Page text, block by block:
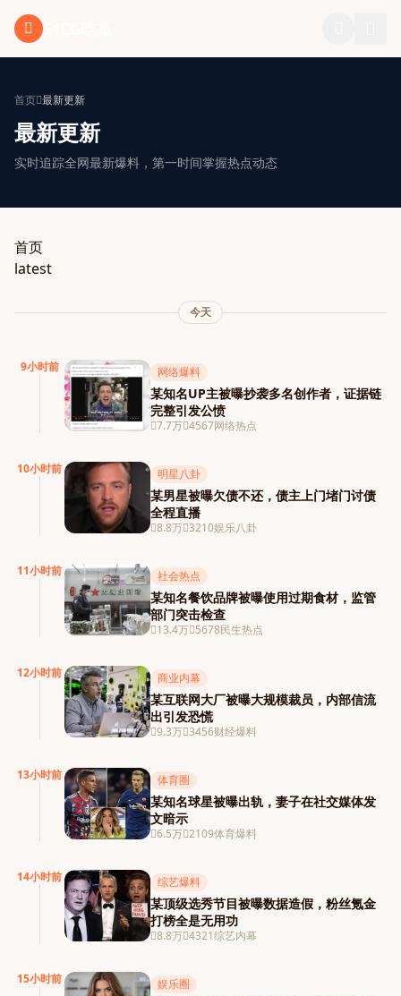
跳过导航
首页 最新更新
最新更新
实时追踪全网最新爆料，第一时间掌握热点动态
首页
latest
今天
9小时前 网络爆料
某知名UP主被曝抄袭多名创作者，证据链
完整引发公愤
7.7万 4567网络热点
10小时前 明星八卦
某男星被曝欠债不还，债主上门堵门讨债
全程直播
8.8万 3210娱乐八卦
11小时前 社会热点
某知名餐饮品牌被曝使用过期食材，监管
部门突击检查
13.4万 5678民生热点
12小时前 商业内幕
某互联网大厂被曝大规模裁员，内部信流
出引发恐慌
9.3万 3456财经爆料
13小时前 体育圈
某知名球星被曝出轨，妻子在社交媒体发
文暗示
6.5万 2109体育爆料
14小时前 综艺爆料
某顶级选秀节目被曝数据造假，粉丝氪金
打榜全是无用功
8.8万 4321综艺内幕
15小时前 娱乐圈